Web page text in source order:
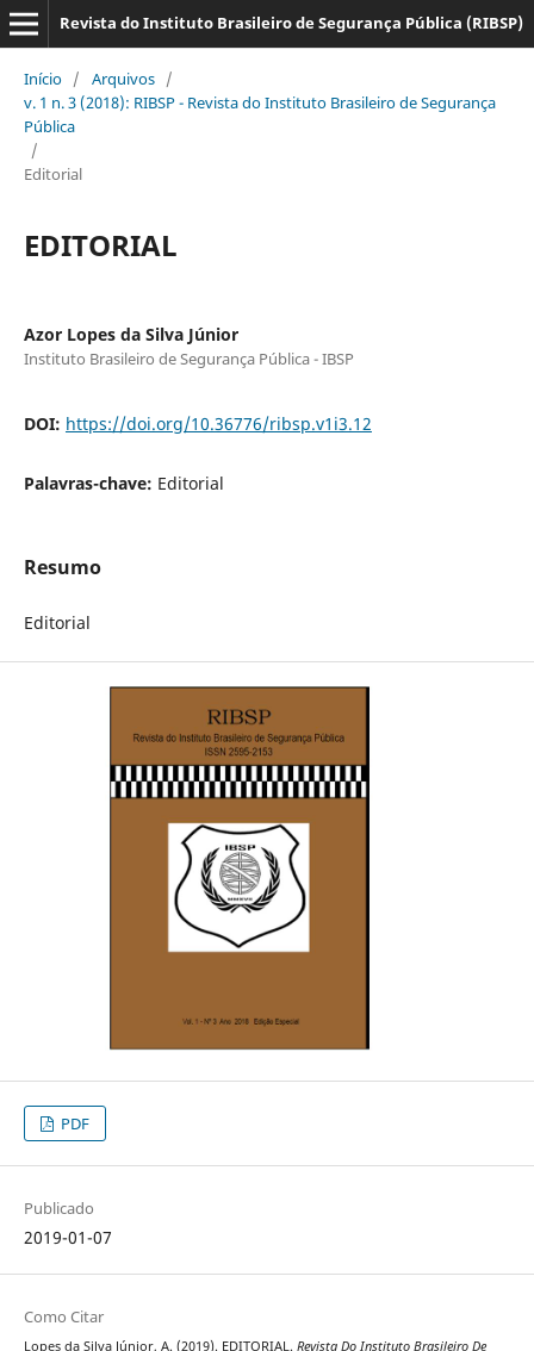
Revista do Instituto Brasileiro de Segurança Pública (RIBSP)
Início / Arquivos /
v. 1 n. 3 (2018): RIBSP - Revista do Instituto Brasileiro de Segurança
Pública
/
Editorial
EDITORIAL
Azor Lopes da Silva Júnior
Instituto Brasileiro de Segurança Pública - IBSP
DOI: https://doi.org/10.36776/ribsp.v1i3.12
Palavras-chave: Editorial
Resumo
Editorial
PDF
Publicado
2019-01-07
Como Citar
Lopes da Silva Júnior, A. (2019). EDITORIAL. Revista Do Instituto Brasileiro De